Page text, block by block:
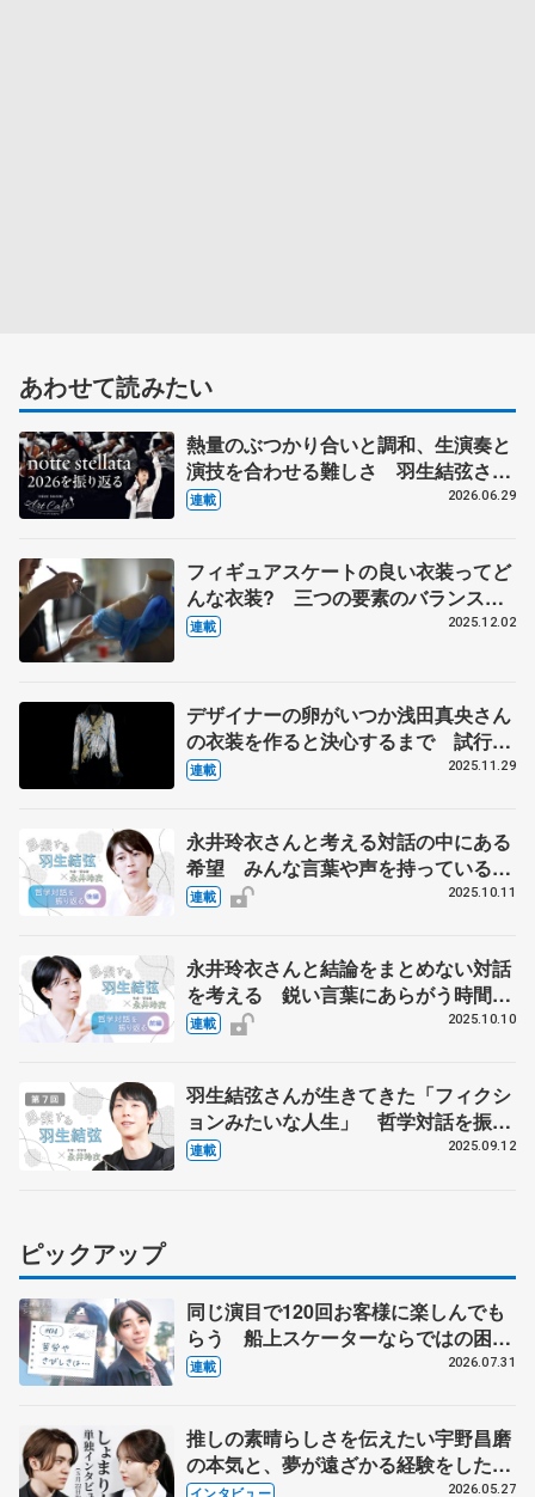
あわせて読みたい
熱量のぶつかり合いと調和、生演奏と
演技を合わせる難しさ 羽生結弦さん
とコラボの東北ユースオーケストラの
連載 2026.06.29
フィギュアスケートの良い衣装ってど
んな衣装? 三つの要素のバランスが
そろった羽生結弦さんの『ボレロ』
連載 2025.12.02
デザイナーの卵がいつか浅田真央さん
の衣装を作ると決心するまで 試行錯
誤の日々、２週間で仕上げた羽生結弦
連載 2025.11.29
永井玲衣さんと考える対話の中にある
希望 みんな言葉や声を持っていると
いうシンプルな事実【後編】
連載 2025.10.11
永井玲衣さんと結論をまとめない対話
を考える 鋭い言葉にあらがう時間
【前編】
連載 2025.10.10
羽生結弦さんが生きてきた「フィクシ
ョンみたいな人生」 哲学対話を振り
返る【最終回】
連載 2025.09.12
ピックアップ
同じ演目で120回お客様に楽しんでも
らう 船上スケーターならではの困難
とは 影響あったPIW前キャプテン松
連載 2026.07.31
推しの素晴らしさを伝えたい宇野昌磨
の本気と、夢が遠ざかる経験をした本
田真凜の覚悟
インタビュー 2026.05.27